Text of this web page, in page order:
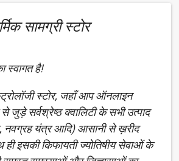
सामग्री स्टोर
स्वागत है!
स्टोर, जहाँ आप ऑनलाइन
जुड़े सर्वश्रेष्ठ क्वालिटी के सभी उत्पाद
नवग्रह यंत्र आदि) आसानी से ख़रीद
इसकी किफायती ज्योतिषीय सेवाओं के